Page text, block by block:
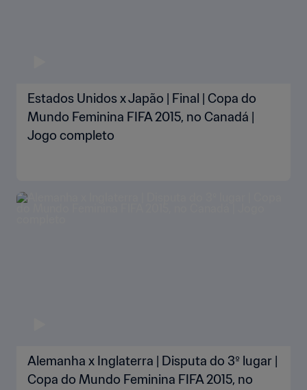
Estados Unidos x Japão | Final | Copa do
Mundo Feminina FIFA 2015, no Canadá |
Jogo completo
Alemanha x Inglaterra | Disputa do 3º lugar |
Copa do Mundo Feminina FIFA 2015, no